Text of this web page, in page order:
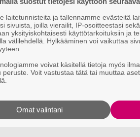
ja tiedät mistä kahvitauolla
ja puheenaiheet suoraan
laitetunnisteita ja tallennamme evästeitä
sivuista, joilla vierailit, IP-osoitteestasi
yksityiskohtaisesti käyttötarkoituksiin ja
välilehdellä. Hylkääminen voi vaikuttaa
voivat käsitellä tietoja myös
peruste. Voit vastustaa tätä tai muuttaa
Omat valintani